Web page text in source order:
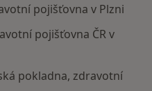
pojišťovna v Plzni
pojišťovna ČR v
pokladna, zdravotní